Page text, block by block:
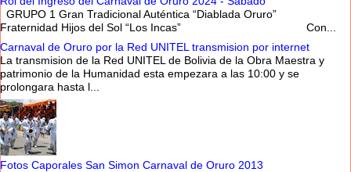
GRUPO 1 Gran Tradicional Auténtica “Diablada Oruro”
Fraternidad Hijos del Sol “Los Incas” Con...
Carnaval de Oruro por la Red UNITEL transmision por internet
La transmision de la Red UNITEL de Bolivia de la Obra Maestra y
patrimonio de la Humanidad esta empezara a las 10:00 y se
prolongara hasta l...
Fotos Caporales San Simon Carnaval de Oruro 2013